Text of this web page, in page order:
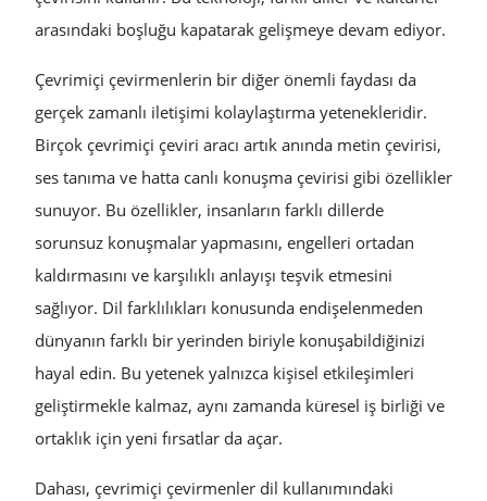
arasındaki boşluğu kapatarak gelişmeye devam ediyor.
Çevrimiçi çevirmenlerin bir diğer önemli faydası da
gerçek zamanlı iletişimi kolaylaştırma yetenekleridir.
Birçok çevrimiçi çeviri aracı artık anında metin çevirisi,
ses tanıma ve hatta canlı konuşma çevirisi gibi özellikler
sunuyor. Bu özellikler, insanların farklı dillerde
sorunsuz konuşmalar yapmasını, engelleri ortadan
kaldırmasını ve karşılıklı anlayışı teşvik etmesini
sağlıyor. Dil farklılıkları konusunda endişelenmeden
dünyanın farklı bir yerinden biriyle konuşabildiğinizi
hayal edin. Bu yetenek yalnızca kişisel etkileşimleri
geliştirmekle kalmaz, aynı zamanda küresel iş birliği ve
ortaklık için yeni fırsatlar da açar.
Dahası, çevrimiçi çevirmenler dil kullanımındaki